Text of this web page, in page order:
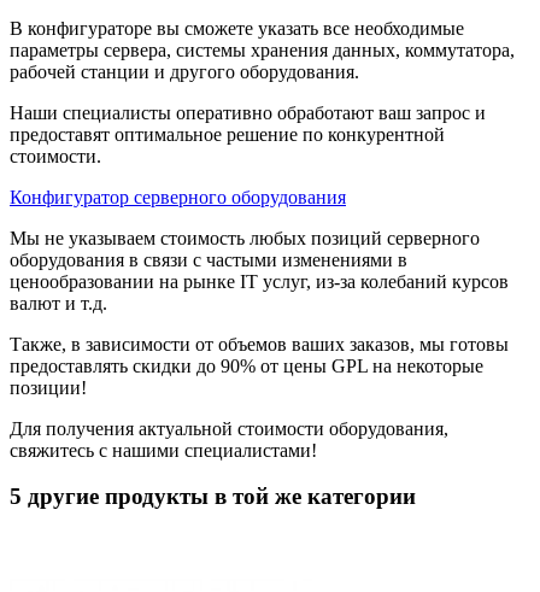
В конфигураторе вы сможете указать все необходимые
параметры сервера, системы хранения данных, коммутатора,
рабочей станции и другого оборудования.
Наши специалисты оперативно обработают ваш запрос и
предоставят оптимальное решение по конкурентной
стоимости.
Конфигуратор серверного оборудования
Мы не указываем стоимость любых позиций серверного
оборудования в связи с частыми изменениями в
ценообразовании на рынке IT услуг, из-за колебаний курсов
валют и т.д.
Также, в зависимости от объемов ваших заказов, мы готовы
предоставлять скидки до 90% от цены GPL на некоторые
позиции!
Для получения актуальной стоимости оборудования,
свяжитесь с нашими специалистами!
5 другие продукты в той же категории